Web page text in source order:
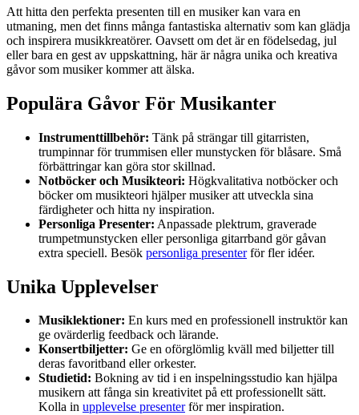
Att hitta den perfekta presenten till en musiker kan vara en
utmaning, men det finns många fantastiska alternativ som kan glädja
och inspirera musikkreatörer. Oavsett om det är en födelsedag, jul
eller bara en gest av uppskattning, här är några unika och kreativa
gåvor som musiker kommer att älska.
Populära Gåvor För Musikanter
Instrumenttillbehör: Tänk på strängar till gitarristen,
trumpinnar för trummisen eller munstycken för blåsare. Små
förbättringar kan göra stor skillnad.
Notböcker och Musikteori: Högkvalitativa notböcker och
böcker om musikteori hjälper musiker att utveckla sina
färdigheter och hitta ny inspiration.
Personliga Presenter: Anpassade plektrum, graverade
trumpetmunstycken eller personliga gitarrband gör gåvan
extra speciell. Besök personliga presenterför fler idéer.
Unika Upplevelser
Musiklektioner: En kurs med en professionell instruktör kan
ge ovärderlig feedback och lärande.
Konsertbiljetter: Ge en oförglömlig kväll med biljetter till
deras favoritband eller orkester.
Studietid: Bokning av tid i en inspelningsstudio kan hjälpa
musikern att fånga sin kreativitet på ett professionellt sätt.
Kolla in upplevelse presenterför mer inspiration.